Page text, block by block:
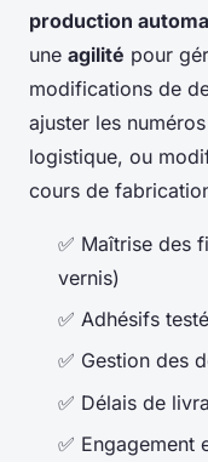
production
une agilité pour
modifications de
ajuster les
logistique, ou
cours de
✅ Maîtrise des
vernis)
✅ Adhésifs
✅ Gestion des
✅ Délais de
✅ Engagement